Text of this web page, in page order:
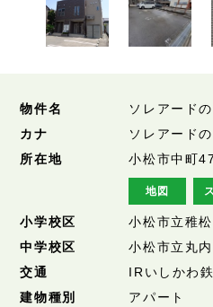
物件名
ソレアード
カナ
ソレアード
所在地
小松市中町47
地図
小学校区
小松市立稚
中学校区
小松市立丸
交通
IRいしかわ
建物種別
アパート